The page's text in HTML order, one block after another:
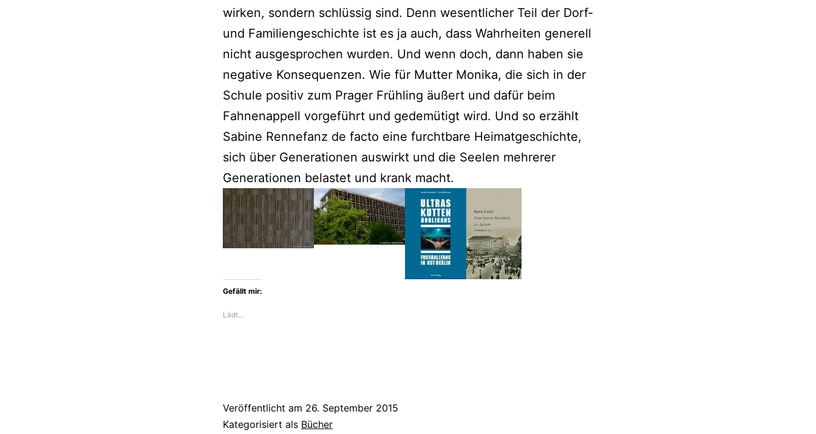
wirken, sondern schlüssig sind. Denn wesentlicher Teil der Dorf-
und Familiengeschichte ist es ja auch, dass Wahrheiten generell
nicht ausgesprochen wurden. Und wenn doch, dann haben sie
negative Konsequenzen. Wie für Mutter Monika, die sich in der
Schule positiv zum Prager Frühling äußert und dafür beim
Fahnenappell vorgeführt und gedemütigt wird. Und so erzählt
Sabine Rennefanz de facto eine furchtbare Heimatgeschichte,
sich über Generationen auswirkt und die Seelen mehrerer
Generationen belastet und krank macht.
Gefällt mir:
Lädt…
Veröffentlicht am 26. September 2015
Kategorisiert als Bücher